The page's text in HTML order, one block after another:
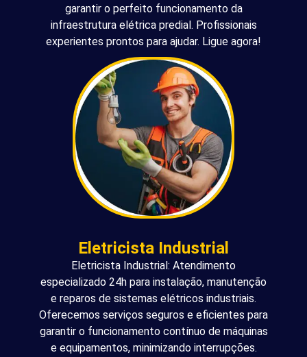
garantir o perfeito funcionamento da
infraestrutura elétrica predial. Profissionais
experientes prontos para ajudar. Ligue agora!
Eletricista Industrial
Eletricista Industrial: Atendimento
especializado 24h para instalação, manutenção
e reparos de sistemas elétricos industriais.
Oferecemos serviços seguros e eficientes para
garantir o funcionamento contínuo de máquinas
e equipamentos, minimizando interrupções.